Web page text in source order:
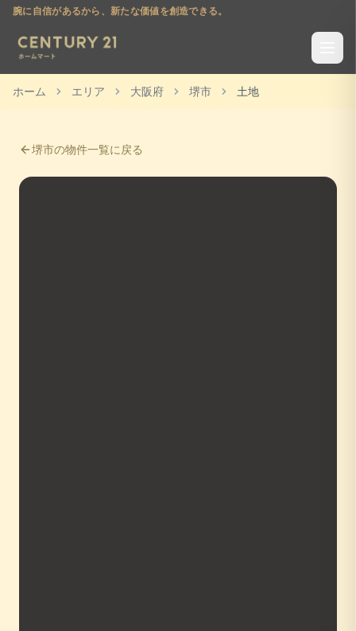
腕に自信があるから、新たな価値を創造できる。
ホーム エリア 大阪府 堺市 土地
堺市の物件一覧に戻る